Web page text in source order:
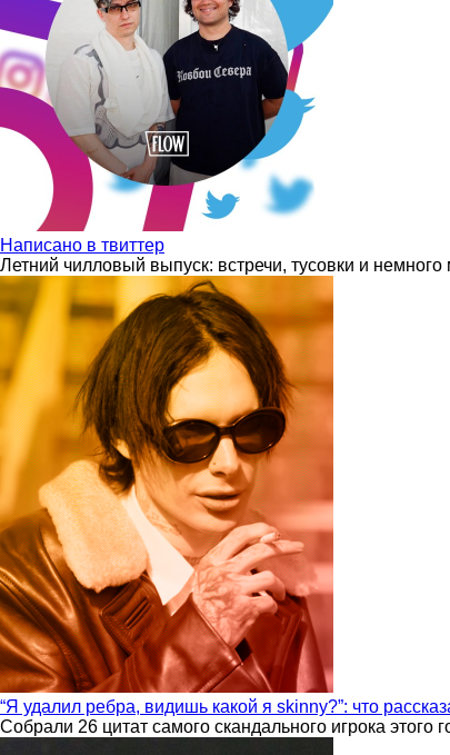
Написано в твиттер
Летний чилловый выпуск: встречи, тусовки и
“Я удалил ребра, видишь какой я skinny?”: что
Собрали 26 цитат самого скандального игрока